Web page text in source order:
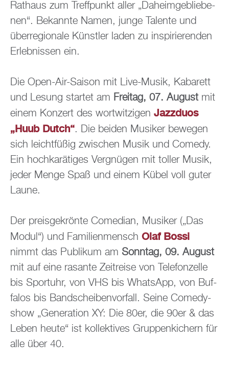
Rat­haus zum Treff­punkt aller „Da­heim­ge­blie­be­
nen“. Be­kann­te Namen, junge Ta­len­te und
über­re­gio­na­le Künst­ler laden zu in­spi­rie­ren­den
Er­leb­nis­sen ein.
Die Open-Air-Sai­son mit Live-Musik, Ka­ba­rett
und Le­sung star­tet am Frei­tag, 07. Au­gust mit
einem Kon­zert des wort­wit­zi­gen Jazz­du­os
„Huub Dutch“. Die bei­den Mu­si­ker be­we­gen
sich leicht­fü­ßig zwi­schen Musik und Co­me­dy.
Ein hoch­ka­rä­ti­ges Ver­gnü­gen mit tol­ler Musik,
jeder Menge Spaß und einem Kübel voll guter
Laune.
Der preis­ge­krön­te Co­me­di­an, Mu­si­ker („Das
Modul“) und Fa­mi­li­en­mensch Olaf Bossi
nimmt das Pu­bli­kum am Sonn­tag, 09. Au­gust
mit auf eine ra­san­te Zeit­rei­se von Te­le­fon­zel­le
bis Sport­uhr, von VHS bis Whats­App, von Buf­
fa­los bis Band­schei­ben­vor­fall. Seine Co­me­dy­
show „Ge­ne­ra­ti­on XY: Die 80er, die 90er & das
Leben heute“ ist kol­lek­ti­ves Grup­pen­ki­chern für
alle über 40.